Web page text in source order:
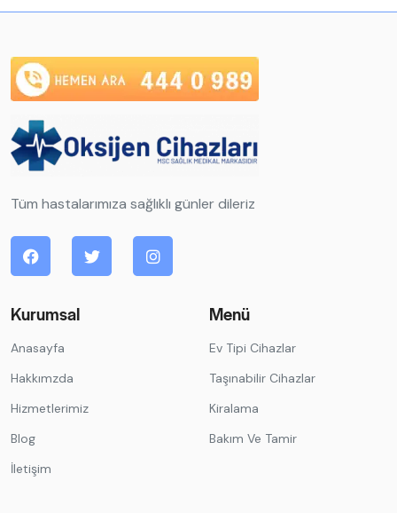
Tüm hastalarımıza sağlıklı günler dileriz
Kurumsal
Anasayfa
Hakkımzda
Hizmetlerimiz
Blog
İletişim
Menü
Ev Tipi Cihazlar
Taşınabilir Cihazlar
Kiralama
Bakım Ve Tamir